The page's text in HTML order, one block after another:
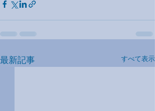
最新記事 すべて表示